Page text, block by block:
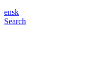
ensk
Search